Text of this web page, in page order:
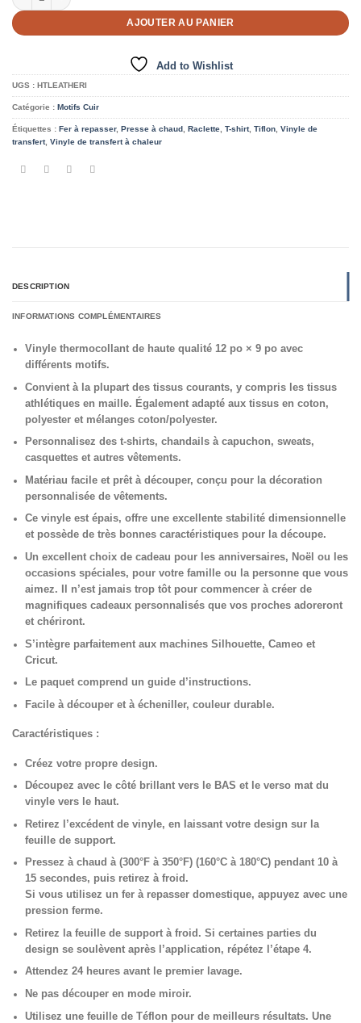
AJOUTER AU PANIER
Add to Wishlist
UGS : HTLEATHERI
Catégorie : Motifs Cuir
Étiquettes : Fer à repasser, Presse à chaud Raclette T-shirt, Tiflon Vinyle de
transfert, Vinyle de transfert à chaleur
DESCRIPTION
INFORMATIONS COMPLÉMENTAIRES
Vinyle thermocollant de haute qualité 12 po × 9 po avec
différents motifs.
Convient à la plupart des tissus courants, y compris les tissus
athlétiques en maille. Également adapté aux tissus en coton,
polyester et mélanges coton/polyester.
Personnalisez des t-shirts, chandails à capuchon, sweats,
casquettes et autres vêtements.
Matériau facile et prêt à découper, conçu pour la décoration
personnalisée de vêtements.
Ce vinyle est épais, offre une excellente stabilité dimensionnelle
et possède de très bonnes caractéristiques pour la découpe.
Un excellent choix de cadeau pour les anniversaires, Noël ou les
occasions spéciales, pour votre famille ou la personne que vous
aimez. Il n’est jamais trop tôt pour commencer à créer de
magnifiques cadeaux personnalisés que vos proches adoreront
et chériront.
S’intègre parfaitement aux machines Silhouette, Cameo et
Cricut.
Le paquet comprend un guide d’instructions.
Facile à découper et à écheniller, couleur durable.
Caractéristiques :
Créez votre propre design.
Découpez avec le côté brillant vers le BAS et le verso mat du
vinyle vers le haut.
Retirez l’excédent de vinyle, en laissant votre design sur la
feuille de support.
Pressez à chaud à (300°F à 350°F) (160°C à 180°C) pendant 10 à
15 secondes, puis retirez à froid.
Si vous utilisez un fer à repasser domestique, appuyez avec une
pression ferme.
Retirez la feuille de support à froid. Si certaines parties du
design se soulèvent après l’application, répétez l’étape 4.
Attendez 24 heures avant le premier lavage.
Ne pas découper en mode miroir.
Utilisez une feuille de Téflon pour de meilleurs résultats. Une